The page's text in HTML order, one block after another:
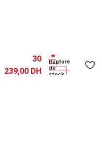
30
239,00 DH
Rupture
de
stock